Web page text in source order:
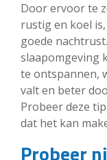
Door ervoor te
rustig en koel
goede
slaapomgeving
te ontspannen,
valt en beter
Probeer deze
dat het kan
Probeer